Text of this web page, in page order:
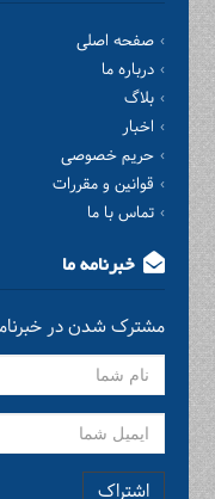
صفحه اصلی
درباره ما
بلاگ
اخبار
حریم خصوصی
قوانین و مقررات
تماس با ما
خبرنامه ما
مشترک شدن در
اشتراک